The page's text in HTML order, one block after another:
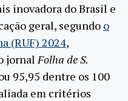
inovadora do Brasil e
geral, segundo o
(RUF) 2024,
jornal Folha de S.
95,95 dentre os 100
em critérios